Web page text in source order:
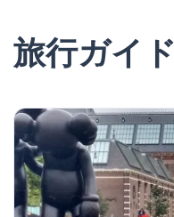
旅行ガイド